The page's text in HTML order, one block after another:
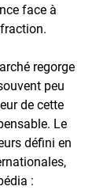
face à
regorge
peu
de cette
Le
défini en
: